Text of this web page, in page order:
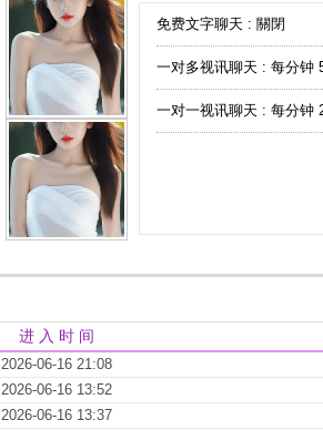
免费文字聊天 : 關閉
一对多视讯聊天 : 每分钟
一对一视讯聊天 : 每分钟
进 入 时 间
2026-06-16 21:08
2026-06-16 13:52
2026-06-16 13:37